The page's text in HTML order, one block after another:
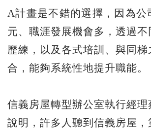
A計畫是不錯的選擇，因為公
元、職涯發展機會多，透過不
歷練，以及各式培訓、與同梯
合，能夠系統性地提升職能。
信義房屋轉型辦公室執行經
說明，許多人聽到信義房屋